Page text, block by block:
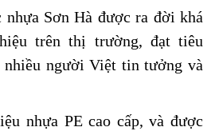
nhựa Sơn Hà được ra đời khá
trên thị trường, đạt tiêu
nhiều người Việt tin tưởng và
nhựa PE cao cấp, và được